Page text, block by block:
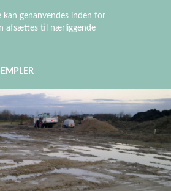
kan genanvendes inden for
afsættes til nærliggende